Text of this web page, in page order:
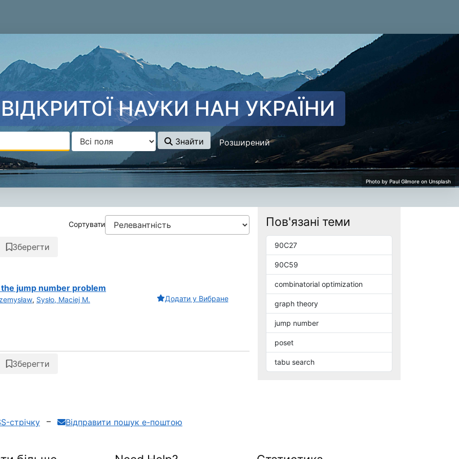
НАУКИ НАН УКРАЇНИ
Знайти Розширений
- Krysztowiak, Przemysław
Сортувати
Зберегти
jump number problem
, Sysło, Maciej M.
Додати у Вибране
Зберегти
стрічку Відправити пошук е-поштою
Пов'язані теми
90C27
90C59
combinatorial optimization
graph theory
jump number
poset
tabu search